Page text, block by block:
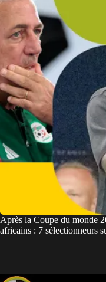
Après la Coupe du monde
africains : 7 sélectionneurs